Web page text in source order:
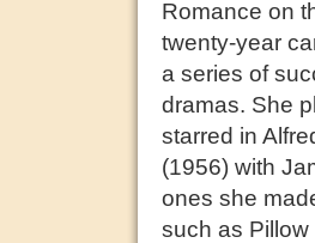
Romance on
twenty-year
a series of
dramas. She
starred in
(1956) with
ones she
such as Pillow